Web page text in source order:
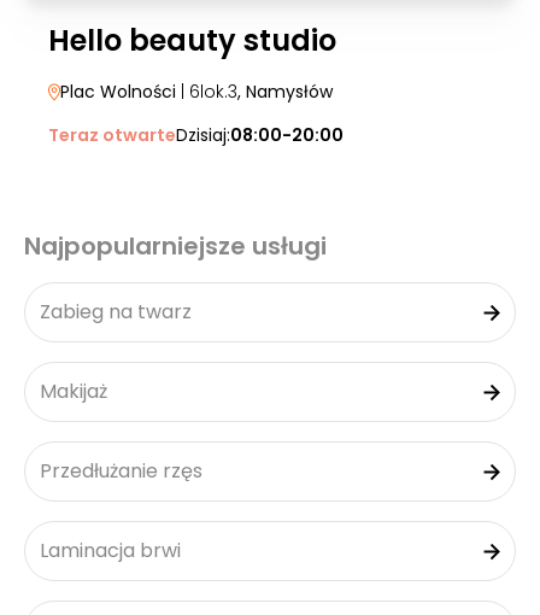
Hello beauty studio
Plac Wolności | 6lok.3, Namysłów
Teraz otwarteDzisiaj:08:00-20:00
Najpopularniejsze usługi
Zabieg na twarz
Makijaż
Przedłużanie rzęs
Laminacja brwi